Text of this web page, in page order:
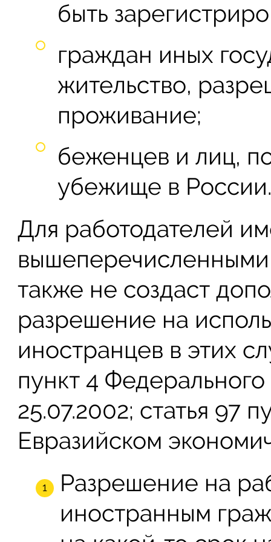
быть
граждан иных
жительство,
проживание;
беженцев и лиц,
убежище в
Для работодателей
также не создаст
разрешение на
иностранцев в этих
пункт 4
25.07.2002; статья 97
Евразийском
Разрешение на
иностранным